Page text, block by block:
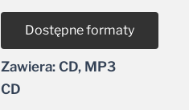
Dostępne formaty
Zawiera: CD, MP3
CD